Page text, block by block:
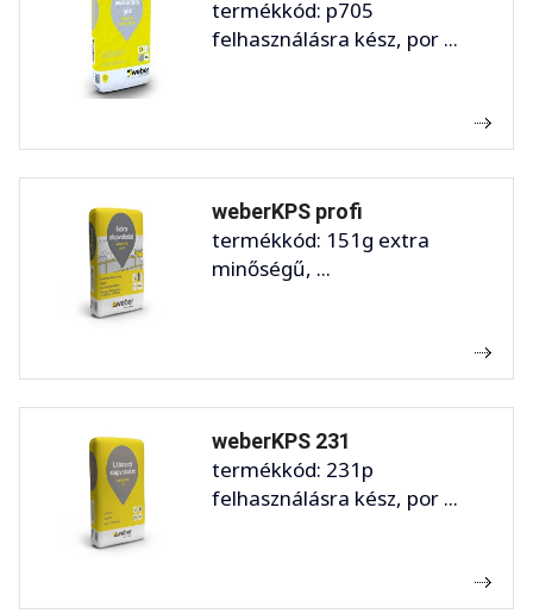
termékkód: p705
felhasználásra kész, por ...
weberKPS profi
termékkód: 151g extra
minőségű, ...
weberKPS 231
termékkód: 231p
felhasználásra kész, por ...